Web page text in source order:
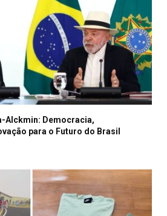
Alckmin: Democracia,
para o Futuro do Brasil